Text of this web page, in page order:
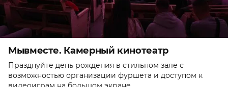
Мывместе. Камерный кинотеатр
Празднуйте день рождения в стильном зале с
возможностью организации фуршета и доступом к